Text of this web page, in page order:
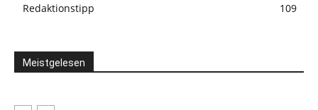
Redaktionstipp
109
Meistgelesen